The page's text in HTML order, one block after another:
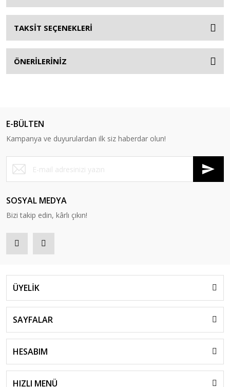
TAKSİT SEÇENEKLERİ
ÖNERİLERİNİZ
E-BÜLTEN
Kampanya ve duyurulardan ilk siz haberdar olun!
SOSYAL MEDYA
Bizi takip edin, kârlı çıkın!
ÜYELİK
SAYFALAR
HESABIM
HIZLI MENÜ